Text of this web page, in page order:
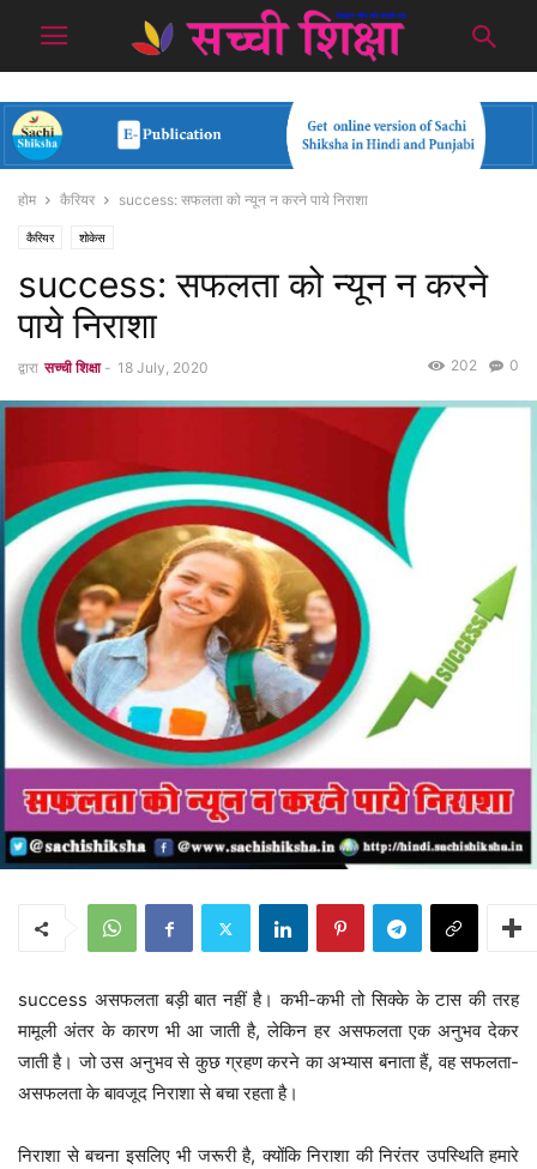
होम कैरियर success: सफलता को न्यून न करने पाये निराशा
कैरियर शोकेस
success: सफलता को न्यून न करने
पाये निराशा
द्वारा सच्ची शिक्षा - 18 July, 2020 0
202
success असफलता बड़ी बात नहीं है। कभी-कभी तो सिक्के के टास की तरह
मामूली अंतर के कारण भी आ जाती है, लेकिन हर असफलता एक अनुभव देकर
जाती है। जो उस अनुभव से कुछ ग्रहण करने का अभ्यास बनाता हैं, वह सफलता-
असफलता के बावजूद निराशा से बचा रहता है।
निराशा से बचना इसलिए भी जरूरी है, क्योंकि निराशा की निरंतर उपस्थिति हमारे